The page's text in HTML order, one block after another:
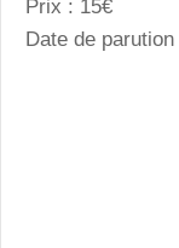
Prix : 15€
Date de